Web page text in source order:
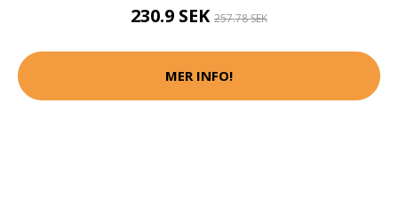
230.9 SEK 257.78 SEK
MER INFO!